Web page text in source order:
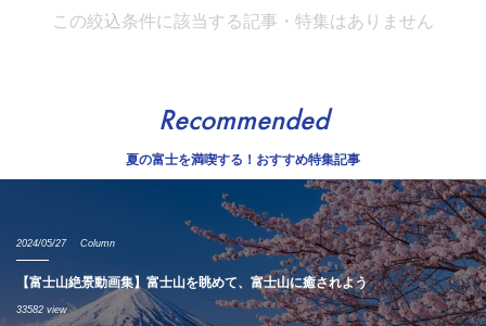
この絞込条件に該当する記事・特集はありません
Recommended
夏の富士を満喫する！おすすめ特集記事
2024/05/27 Column
【富士山絶景動画集】富士山を眺めて、富士山に癒されよう
33582 view